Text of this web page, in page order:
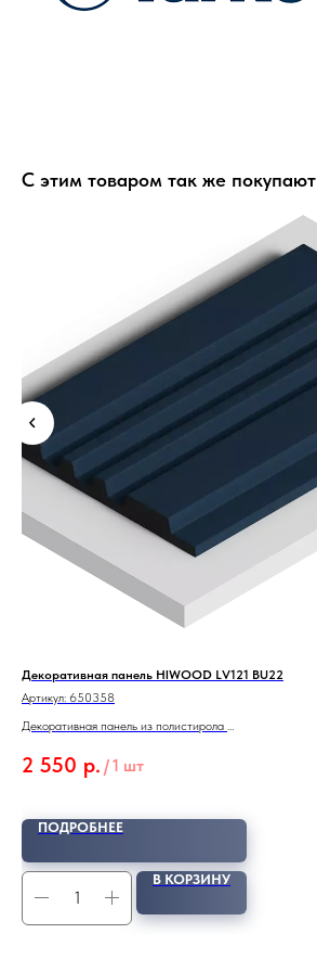
С этим товаром так же покупают
Декоративная панель HIWOOD LV121 BU22
Артикул: 650358
Декоративная панель из полистирола
2 550 р. /1 шт
ПОДРОБНЕЕ
В КОРЗИНУ